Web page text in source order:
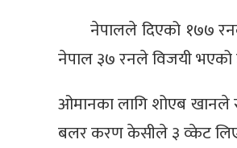
नेपालले दिएको १७७
नेपाल ३७ रनले विजयी भएको
ओमानका लागि शोएब खानले
बलर करण केसीले ३ व्केट